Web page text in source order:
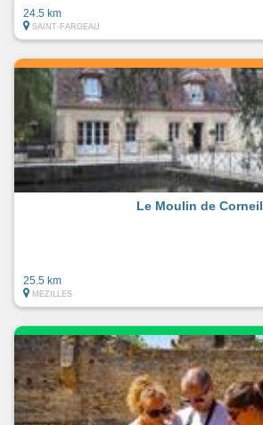
24.5 km
SAINT-FARGEAU
Le Moulin de Corneil
25.5 km
MEZILLES